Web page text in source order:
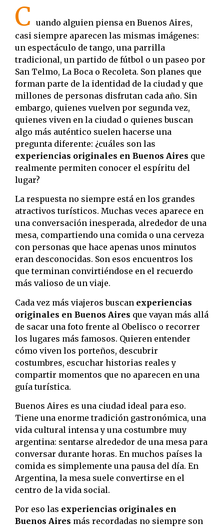
C uando alguien piensa en Buenos Aires,
casi siempre aparecen las mismas imágenes:
un espectáculo de tango, una parrilla
tradicional, un partido de fútbol o un paseo por
San Telmo, La Boca o Recoleta. Son planes que
forman parte de la identidad de la ciudad y que
millones de personas disfrutan cada año. Sin
embargo, quienes vuelven por segunda vez,
quienes viven en la ciudad o quienes buscan
algo más auténtico suelen hacerse una
pregunta diferente: ¿cuáles son las
experiencias originales en Buenos Aires que
realmente permiten conocer el espíritu del
lugar?
La respuesta no siempre está en los grandes
atractivos turísticos. Muchas veces aparece en
una conversación inesperada, alrededor de una
mesa, compartiendo una comida o una cerveza
con personas que hace apenas unos minutos
eran desconocidas. Son esos encuentros los
que terminan convirtiéndose en el recuerdo
más valioso de un viaje.
Cada vez más viajeros buscan experiencias
originales en Buenos Aires que vayan más allá
de sacar una foto frente al Obelisco o recorrer
los lugares más famosos. Quieren entender
cómo viven los porteños, descubrir
costumbres, escuchar historias reales y
compartir momentos que no aparecen en una
guía turística.
Buenos Aires es una ciudad ideal para eso.
Tiene una enorme tradición gastronómica, una
vida cultural intensa y una costumbre muy
argentina: sentarse alrededor de una mesa para
conversar durante horas. En muchos países la
comida es simplemente una pausa del día. En
Argentina, la mesa suele convertirse en el
centro de la vida social.
Por eso las experiencias originales en
Buenos Aires más recordadas no siempre son